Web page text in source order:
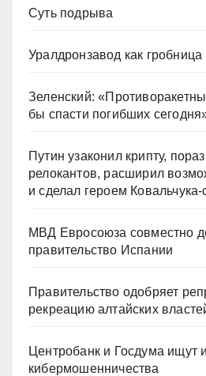
Суть подрыва
Уралдронзавод как гробница
Зеленский:
бы спасти погибших
Путин узаконил крипту,
релокантов, расширил
и сделал героем
МВД Евросоюза совместно
правительство Испании
Правительство одобряет
рекреацию алтайских
Центробанк и Госдума ищут
кибермошенничества